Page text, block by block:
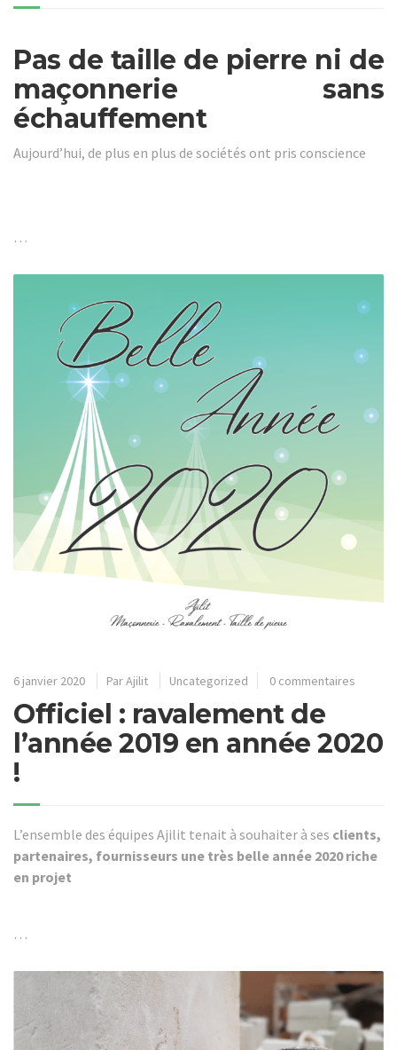
Pas de taille de pierre ni de
maçonnerie sans
échauffement
Aujourd’hui, de plus en plus de sociétés ont pris conscience
…
6 janvier 2020 ParAjilit Uncategorized 0 commentaires
Officiel : ravalement de
l’année 2019 en année 2020
!
L’ensemble des équipes Ajilit tenait à souhaiter à ses clients,
partenaires, fournisseurs une très belle année 2020 riche
en projet
…